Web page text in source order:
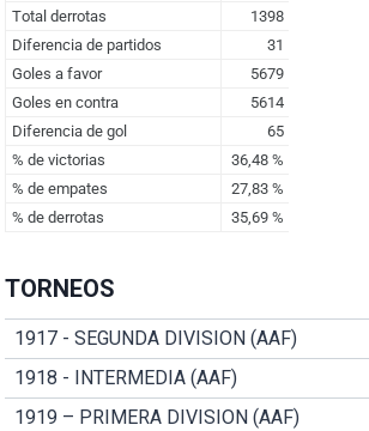
TORNEOS
1917 - SEGUNDA DIVISION (AAF)
1918 - INTERMEDIA (AAF)
1919 – PRIMERA DIVISION (AAF)